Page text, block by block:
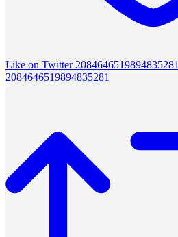
Like on Twitter 2084646519894835281
2084646519894835281